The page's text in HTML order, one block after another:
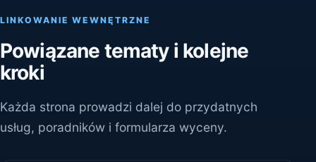
LINKOWANIE WEWNĘTRZNE
Powiązane tematy i kolejne
kroki
Każda strona prowadzi dalej do przydatnych
usług, poradników i formularza wyceny.